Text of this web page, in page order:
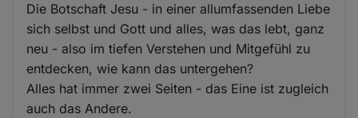
Die Botschaft Jesu - in einer allumfassenden Liebe
sich selbst und Gott und alles, was das lebt, ganz
neu - also im tiefen Verstehen und Mitgefühl zu
entdecken, wie kann das untergehen?
Alles hat immer zwei Seiten - das Eine ist zugleich
auch das Andere.